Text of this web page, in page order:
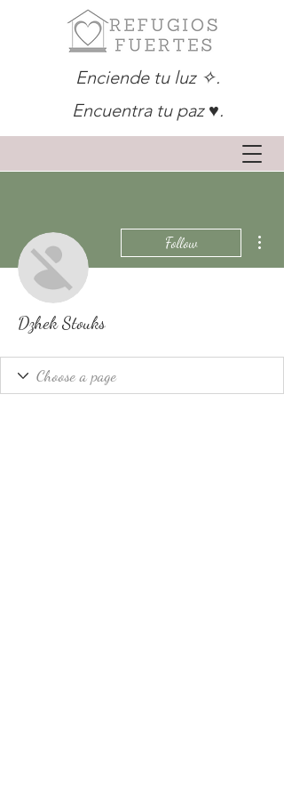
Enciende tu luz ✧.
Encuentra tu paz ♥.
Follow
Dzhek Stouks